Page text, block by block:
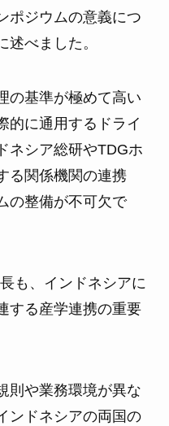
ポジウムの意義につ
べました。
の基準が極めて高い
的に通用するドライ
ネシア総研やTDGホ
る関係機関の連携
の整備が不可欠で
も、インドネシアに
する産学連携の重要
則や業務環境が異な
ンドネシアの両国の